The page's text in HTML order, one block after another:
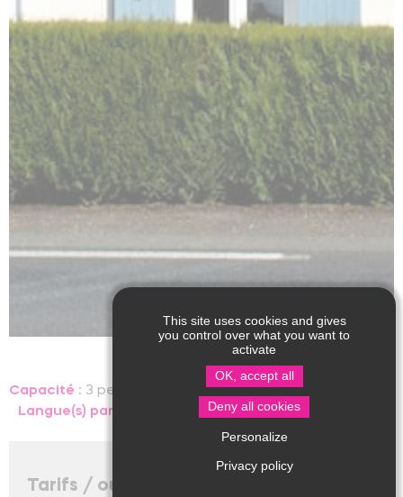
Capacité : 3 personnes, 1 chambre
Langue(s) parlée(s) :
Tarifs / ouverture
This site uses cookies and gives
you control over what you want to
activate
OK, accept all
Deny all cookies
Personalize
Privacy policy